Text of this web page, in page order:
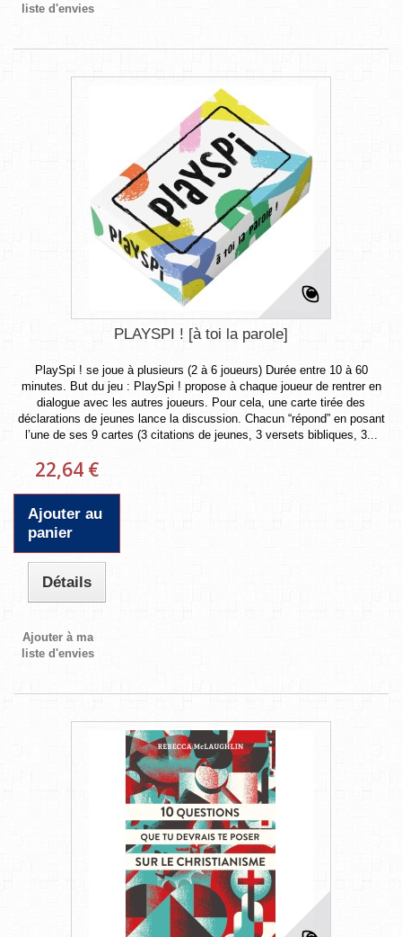
liste d'envies
PLAYSPI ! [à toi la parole]
PlaySpi ! se joue à plusieurs (2 à 6 joueurs) Durée entre 10 à 60
minutes. But du jeu : PlaySpi ! propose à chaque joueur de rentrer en
dialogue avec les autres joueurs. Pour cela, une carte tirée des
déclarations de jeunes lance la discussion. Chacun “répond” en posant
l’une de ses 9 cartes (3 citations de jeunes, 3 versets bibliques, 3...
22,64 €
Ajouter au
panier
Détails
Ajouter à ma
liste d'envies